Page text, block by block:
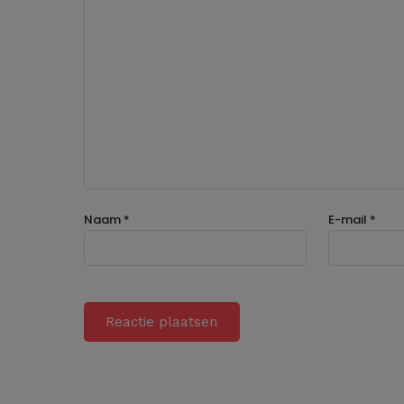
Naam * E-mail *